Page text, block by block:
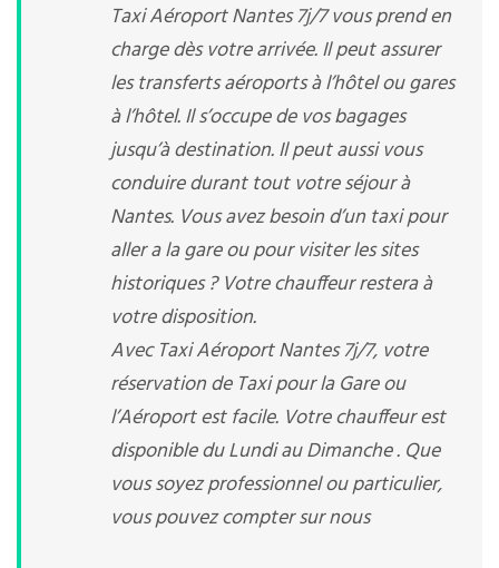
Taxi Aéroport Nantes 7j/7 vous prend en
charge dès votre arrivée. Il peut assurer
les transferts aéroports à l’hôtel ou gares
à l’hôtel. Il s’occupe de vos bagages
jusqu’à destination. Il peut aussi vous
conduire durant tout votre séjour à
Nantes. Vous avez besoin d’un taxi pour
aller a la gare ou pour visiter les sites
historiques ? Votre chauffeur restera à
votre disposition.
Avec Taxi Aéroport Nantes 7j/7, votre
réservation de Taxi pour la Gare ou
l’Aéroport est facile. Votre chauffeur est
disponible du Lundi au Dimanche . Que
vous soyez professionnel ou particulier,
vous pouvez compter sur nous